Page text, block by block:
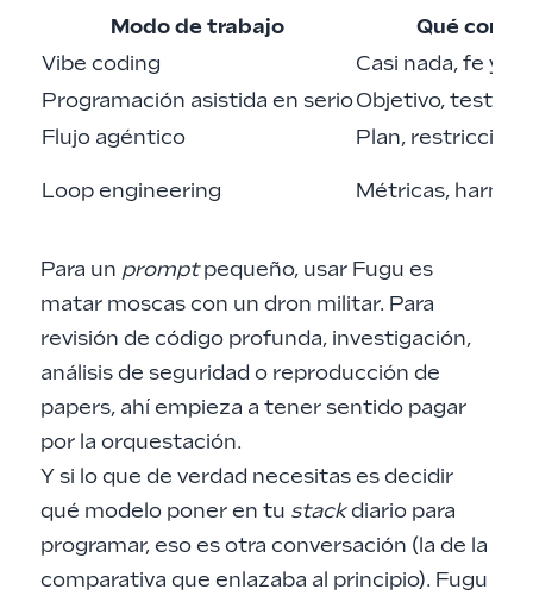
Modo de trabajo
Qué
Vibe coding
Casi nada, fe y
Programación asistida en serioObjetivo, tests,
Flujo agéntico
Plan,
Loop engineering Métricas,
Para un promptpequeño, usar Fugu es
matar moscas con un dron militar. Para
revisión de código profunda, investigación,
análisis de seguridad o reproducción de
papers, ahí empieza a tener sentido pagar
por la orquestación.
Y si lo que de verdad necesitas es decidir
qué modelo poner en tu stackdiario para
programar, eso es otra conversación (la de la
comparativa que enlazaba al principio). Fugu